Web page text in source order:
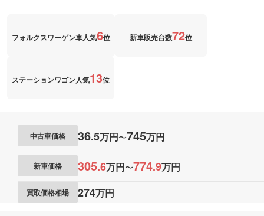
フォルクスワーゲン車人気6位 新車販売台数72位
ステーションワゴン人気13位
中古車価格 36.5万円〜745万円
新車価格 305.6万円〜774.9万円
買取価格相場 274万円